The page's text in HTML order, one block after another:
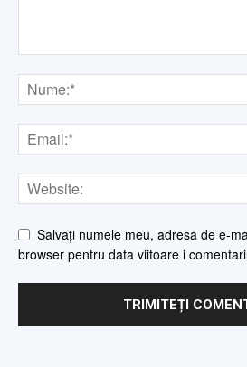
Salvați numele meu, adresa de e-
browser pentru data viitoare i